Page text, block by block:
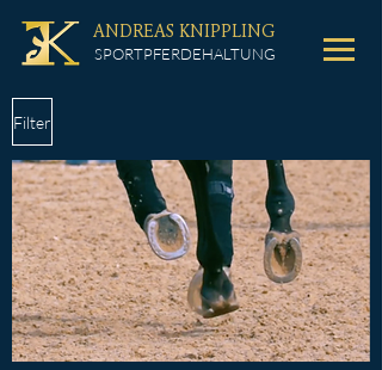
ANDREAS KNIPPLING
SPORTPFERDEHALTUNG
Filter